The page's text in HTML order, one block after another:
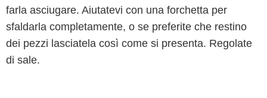
farla asciugare. Aiutatevi con una forchetta per
sfaldarla completamente, o se preferite che restino
dei pezzi lasciatela così come si presenta. Regolate
di sale.